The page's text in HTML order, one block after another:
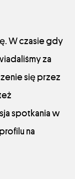
W czasie gdy
za
się przez
spotkania w
na